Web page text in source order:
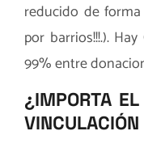
reducido de forma
por barrios!!!.).
99% entre
¿IMPORTA